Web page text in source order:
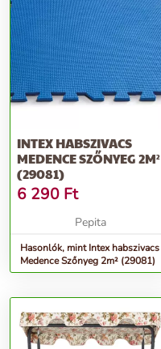
INTEX HABSZIVACS
MEDENCE SZŐNYEG 2M²
(29081)
6 290 Ft
Pepita
Hasonlók, mint Intex habszivacs
Medence Szőnyeg 2m² (29081)